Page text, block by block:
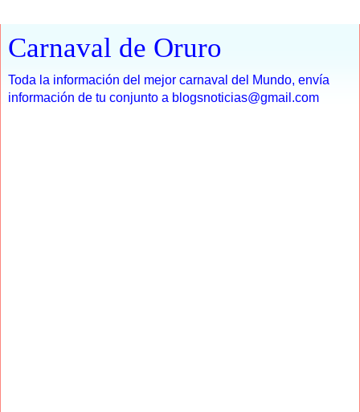
Carnaval de Oruro
Toda la información del mejor carnaval del Mundo, envía
información de tu conjunto a blogsnoticias@gmail.com